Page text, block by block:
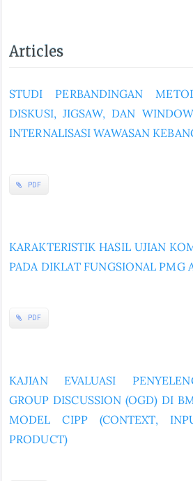
Articles
STUDI PERBANDINGAN
DISKUSI, JIGSAW, DAN
INTERNALISASI WAWASAN
PDF
KARAKTERISTIK HASIL UJIAN
PADA DIKLAT FUNGSIONAL PMG
PDF
KAJIAN EVALUASI
GROUP DISCUSSION (OGD) DI
MODEL CIPP (CONTEXT,
PRODUCT)